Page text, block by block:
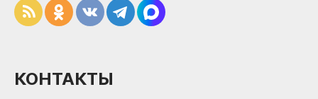
КОНТАКТЫ